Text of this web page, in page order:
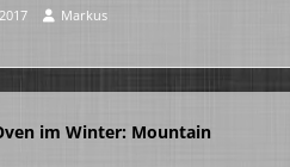
Markus
im Winter: Mountain